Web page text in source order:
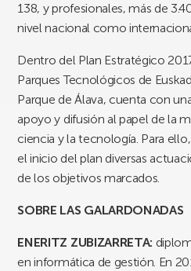
138, y profesionales, más de
nivel nacional como
Dentro del Plan Estratégico
Parques Tecnológicos de
Parque de Álava, cuenta con
apoyo y difusión al papel de la
ciencia y la tecnología. Para
el inicio del plan diversas
de los objetivos marcados.
SOBRE LAS GALARDONADAS
ENERITZ ZUBIZARRETA:
en informática de gestión. En